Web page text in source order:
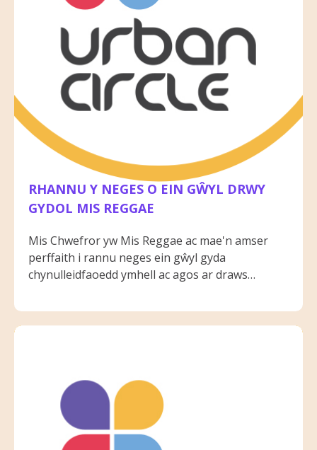
RHANNU Y NEGES O EIN GŴYL DRWY
GYDOL MIS REGGAE
Mis Chwefror yw Mis Reggae ac mae'n amser
perffaith i rannu neges ein gŵyl gyda
chynulleidfaoedd ymhell ac agos ar draws
gydol y mis hwn mae staff UCC wedi cyflwyno a
chefnogi ystod eang o weithgareddau a